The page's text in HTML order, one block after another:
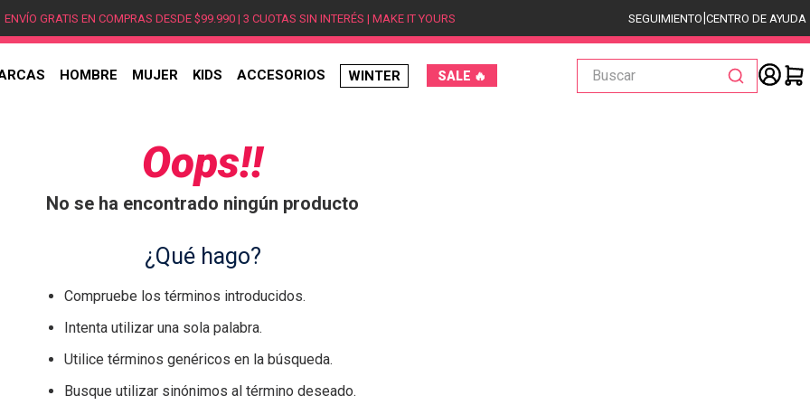
ENVÍO GRATIS EN COMPRAS DESDE $99.990 | 3 CUOTAS SIN INTERÉS | MAKE IT YOURS SEGUIMIENTO|CENTRO DE AYUDA
HOMBRE MUJER KIDS ACCESORIOS WINTER SALE 🔥
Buscar
Oops!!
No se ha encontrado ningún producto
¿Qué hago?
Compruebe los términos introducidos.
Intenta utilizar una sola palabra.
Utilice términos genéricos en la búsqueda.
Busque utilizar sinónimos al término deseado.
2
jordan
3.
mujer
5.
zapatillas
6.
zapatillas jordan
7.
xt-6
8.
new balance
9. zapatillas hombre